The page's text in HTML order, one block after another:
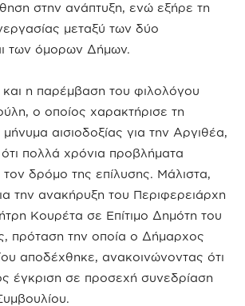
στην ανάπτυξη, ενώ εξήρε τη
μεταξύ των δύο
των όμορων Δήμων.
και η παρέμβαση του φιλολόγου
ο οποίος χαρακτήρισε τη
αισιοδοξίας για την Αργιθέα,
ότι πολλά χρόνια προβλήματα
δρόμο της επίλυσης. Μάλιστα,
την ανακήρυξη του Περιφερειάρχη
Κουρέτα σε Επίτιμο Δημότη του
πρόταση την οποία ο Δήμαρχος
αποδέχθηκε, ανακοινώνοντας ότι
έγκριση σε προσεχή συνεδρίαση